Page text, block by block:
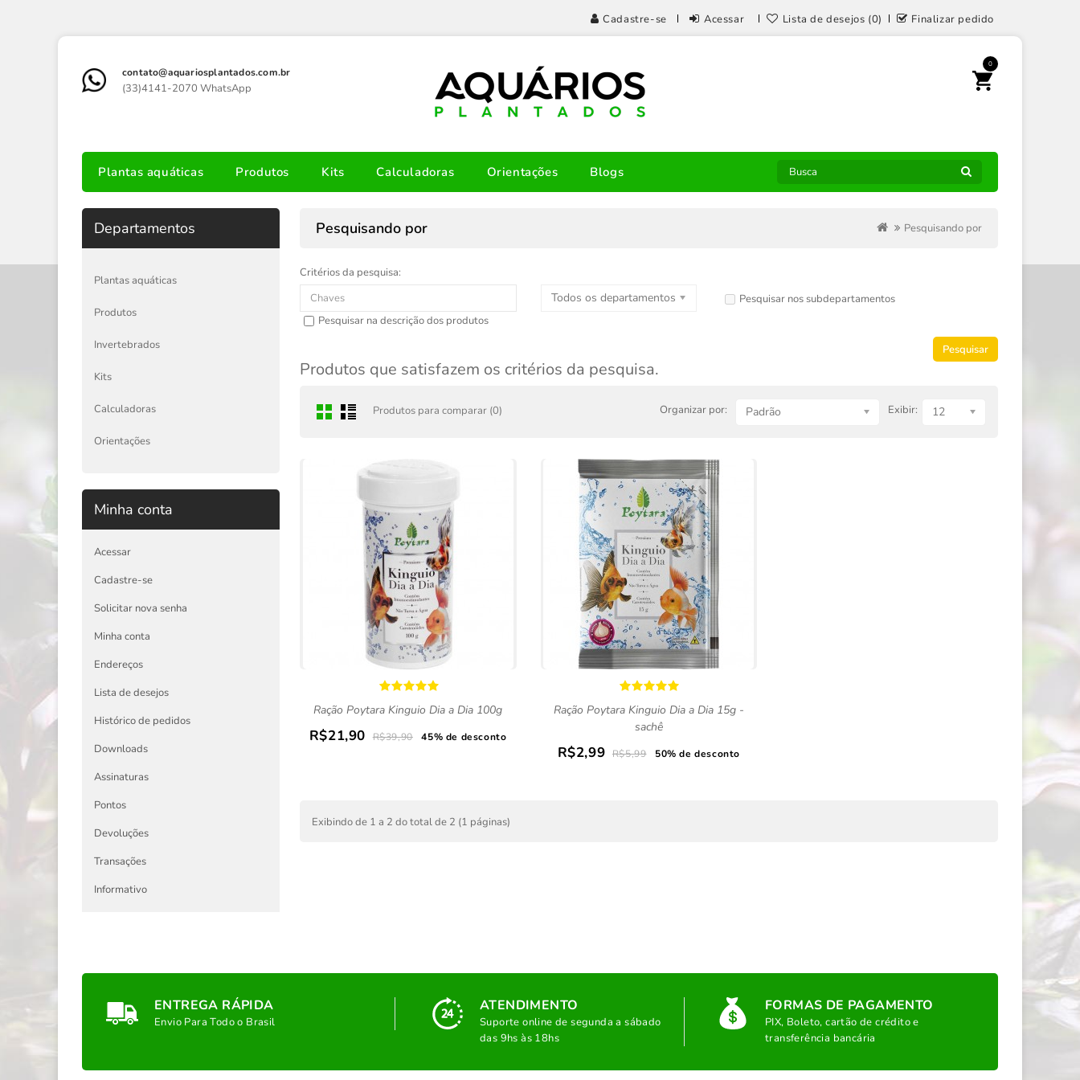
Cadastre-se Acessar Lista de desejos (0) Finalizar pedido
contato@aquariosplantados.com.br
(33)4141-2070 WhatsApp
0
Plantas aquáticas Produtos Kits Calculadoras Orientações Blogs
Departamentos
Plantas aquáticas
Produtos
Invertebrados
Kits
Calculadoras
Orientações
Minha conta
Acessar
Cadastre-se
Solicitar nova senha
Minha conta
Endereços
Lista de desejos
Histórico de pedidos
Downloads
Assinaturas
Pontos
Devoluções
Transações
Informativo
Pesquisando por Pesquisando por
Critérios da pesquisa:
Todos os departamentos
Pesquisar nos subdepartamentos
Pesquisar na descrição dos produtos
Produtos que satisfazem os critérios da pesquisa.
Produtos para comparar (0) Organizar por: Padrão Exibir: 12
Ração Poytara Kinguio Dia a Dia 100g
R$21,90 R$39,90 45% de desconto
Ração Poytara Kinguio Dia a Dia 15g -
sachê
R$2,99 R$5,99 50% de desconto
Exibindo de 1 a 2 do total de 2 (1 páginas)
ENTREGA RÁPIDA
Envio Para Todo o Brasil
ATENDIMENTO
Suporte online de segunda a sábado
das 9hs às 18hs
FORMAS DE PAGAMENTO
PIX, Boleto, cartão de crédito e
transferência bancária